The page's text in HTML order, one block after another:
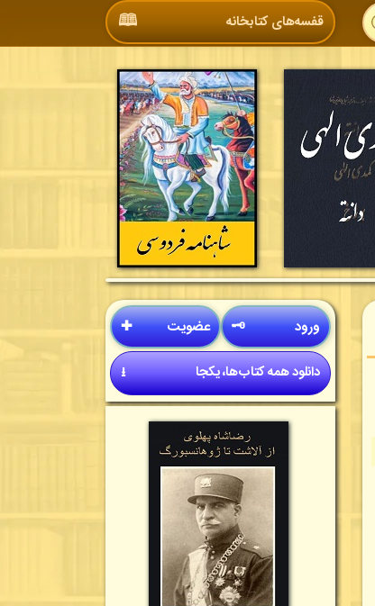
قفسه‌های کتابخانه 🕮
🗝 ورود ✚ عضویت
⭳ دانلود همه کتاب‌ها، یکجا